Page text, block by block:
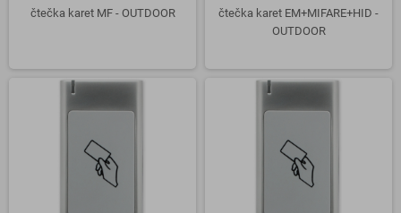
čtečka karet MF - OUTDOOR
čtečka karet EM+MIFARE+HID -
OUTDOOR